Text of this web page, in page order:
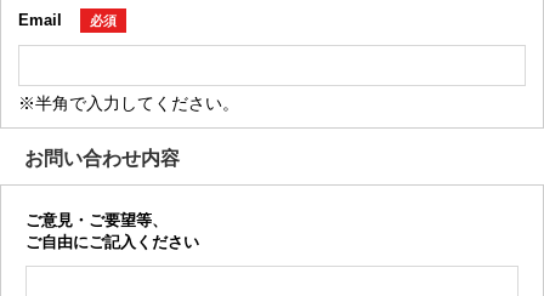
Email 必須
※半角で入力してください。
お問い合わせ内容
ご意見・ご要望等、
ご自由にご記入ください